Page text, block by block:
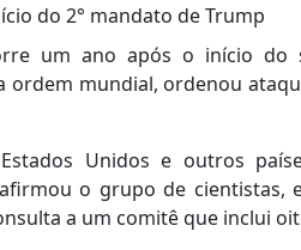
do 2° mandato de Trump
um ano após o início do
ordem mundial, ordenou
Estados Unidos e outros
o grupo de cientistas,
a um comitê que inclui